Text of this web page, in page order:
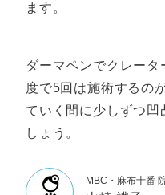
ます。
ダーマペンでクレー
度で5回は施術するの
ていく間に少しずつ
しょう。
MBC・麻布十番